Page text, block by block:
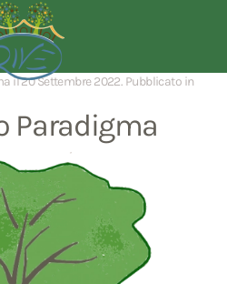
il20 Settembre 2022. Pubblicato in
Paradigma